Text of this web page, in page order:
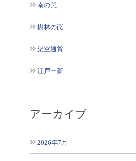
南の罠
樹林の罠
架空通貨
江戸一新
アーカイブ
2026年7月